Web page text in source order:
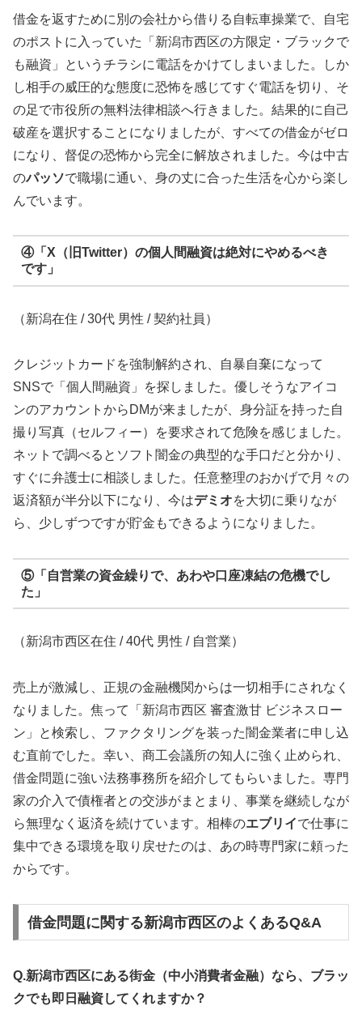
借金を返すために別の会社から借りる自転車操業で、自宅
のポストに入っていた「新潟市西区の方限定・ブラックで
も融資」というチラシに電話をかけてしまいました。しか
し相手の威圧的な態度に恐怖を感じてすぐ電話を切り、そ
の足で市役所の無料法律相談へ行きました。結果的に自己
破産を選択することになりましたが、すべての借金がゼロ
になり、督促の恐怖から完全に解放されました。今は中古
のパッソで職場に通い、身の丈に合った生活を心から楽し
んでいます。
④「X（旧Twitter）の個人間融資は絶対にやめるべき
です」
（新潟在住 / 30代 男性 / 契約社員）
クレジットカードを強制解約され、自暴自棄になって
SNSで「個人間融資」を探しました。優しそうなアイコ
ンのアカウントからDMが来ましたが、身分証を持った自
撮り写真（セルフィー）を要求されて危険を感じました。
ネットで調べるとソフト闇金の典型的な手口だと分かり、
すぐに弁護士に相談しました。任意整理のおかげで月々の
返済額が半分以下になり、今はデミオを大切に乗りなが
ら、少しずつですが貯金もできるようになりました。
⑤「自営業の資金繰りで、あわや口座凍結の危機でし
た」
（新潟市西区在住 / 40代 男性 / 自営業）
売上が激減し、正規の金融機関からは一切相手にされなく
なりました。焦って「新潟市西区 審査激甘 ビジネスロー
ン」と検索し、ファクタリングを装った闇金業者に申し込
む直前でした。幸い、商工会議所の知人に強く止められ、
借金問題に強い法務事務所を紹介してもらいました。専門
家の介入で債権者との交渉がまとまり、事業を継続しなが
ら無理なく返済を続けています。相棒のエブリイで仕事に
集中できる環境を取り戻せたのは、あの時専門家に頼った
からです。
借金問題に関する新潟市西区のよくあるQ&A
Q.新潟市西区にある街金（中小消費者金融）なら、ブラッ
クでも即日融資してくれますか？